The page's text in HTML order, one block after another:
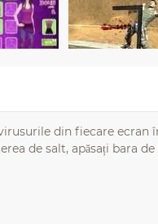
din fiecare ecran
de salt, apăsați bara